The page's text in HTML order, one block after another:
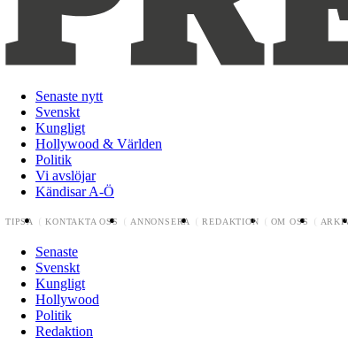
Senaste nytt
Svenskt
Kungligt
Hollywood & Världen
Politik
Vi avslöjar
Kändisar A-Ö
TIPSA KONTAKTA OSS ANNONSERA REDAKTION OM OSS
Senaste
Svenskt
Kungligt
Hollywood
Politik
Redaktion